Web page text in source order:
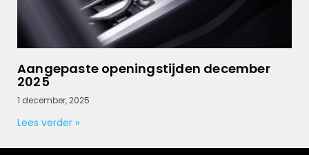
Aangepaste openingstijden december
2025
1 december, 2025
Lees verder »